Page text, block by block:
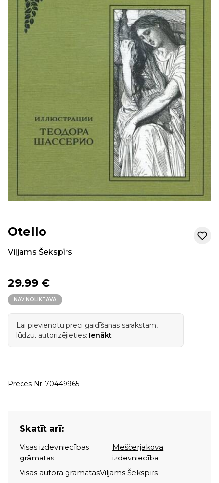
Otello
Viljams Šekspīrs
29.99 €
NAV NOLIKTAVĀ
Lai pievienotu preci gaidīšanas sarakstam,
lūdzu, autorizējieties: Ienākt
Preces Nr.:70449965
Skatīt arī:
Visas izdevniecības
grāmatas
Meščerjakova
izdevniecība
Visas autora grāmatasViljams Šekspīrs